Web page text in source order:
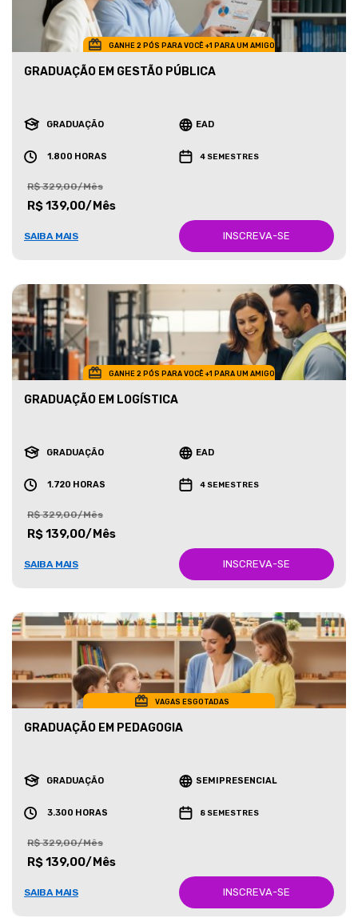
GANHE 2 PÓS PARA VOCÊ +1 PARA UM AMIGO
GRADUAÇÃO EM GESTÃO PÚBLICA
GRADUAÇÃO EAD
1.800 HORAS 4 SEMESTRES
R$ 329,00/Mês
R$ 139,00/Mês
SAIBA MAIS INSCREVA-SE
GANHE 2 PÓS PARA VOCÊ +1 PARA UM AMIGO
GRADUAÇÃO EM LOGÍSTICA
GRADUAÇÃO EAD
1.720 HORAS 4 SEMESTRES
R$ 329,00/Mês
R$ 139,00/Mês
SAIBA MAIS INSCREVA-SE
VAGAS ESGOTADAS
GRADUAÇÃO EM PEDAGOGIA
GRADUAÇÃO SEMIPRESENCIAL
3.300 HORAS 8 SEMESTRES
R$ 329,00/Mês
R$ 139,00/Mês
SAIBA MAIS INSCREVA-SE